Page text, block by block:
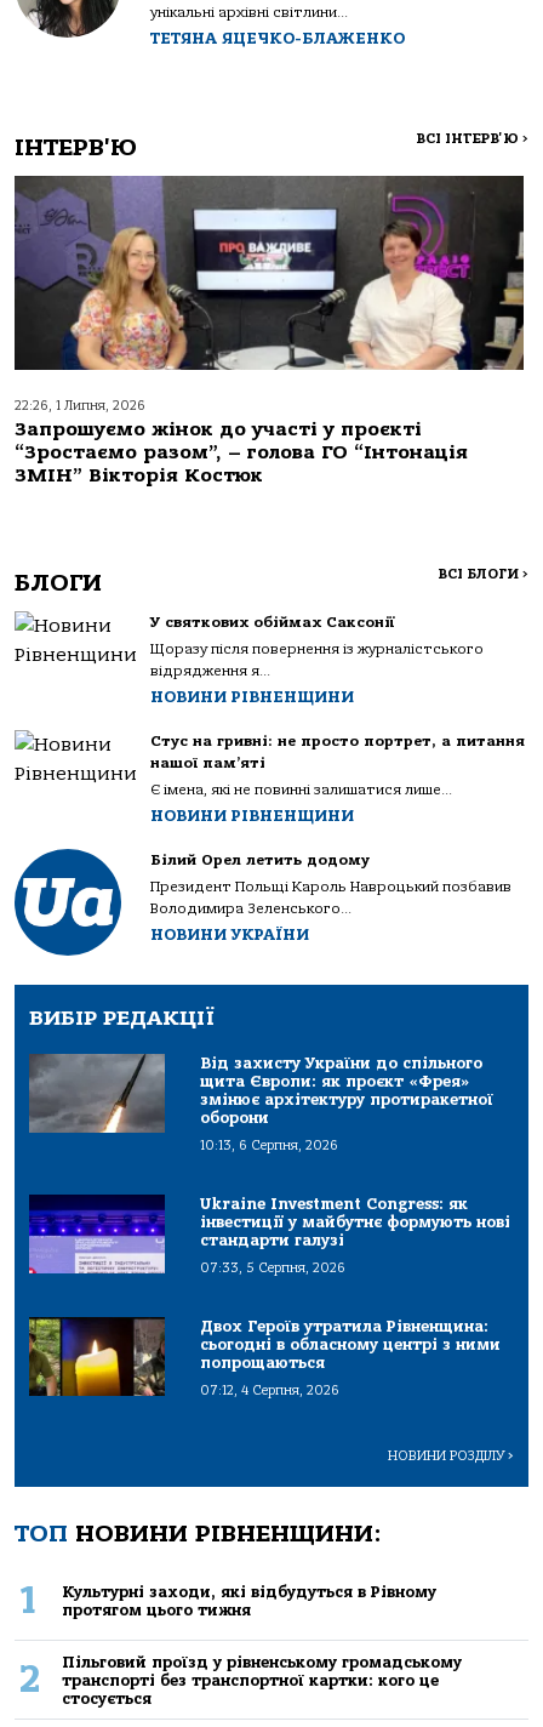
унікальні архівні світлини...
ТЕТЯНА ЯЦЕЧКО-БЛАЖЕНКО
ІНТЕРВ'Ю ВСІ ІНТЕРВ'Ю >
22:26, 1 Липня, 2026
Запрошуємо жінок до участі у проєкті
“Зростаємо разом”, – голова ГО “Інтонація
ЗМІН” Вікторія Костюк
БЛОГИ ВСІ БЛОГИ >
У святкових обіймах Саксонії
Щоразу після повернення із журналістського
відрядження я...
НОВИНИ РІВНЕНЩИНИ
Стус на гривні: не просто портрет, а питання
нашої пам’яті
Є імена, які не повинні залишатися лише...
НОВИНИ РІВНЕНЩИНИ
Білий Орел летить додому
Президент Польщі Кароль Навроцький позбавив
Володимира Зеленського...
НОВИНИ УКРАЇНИ
ВИБІР РЕДАКЦІЇ
Від захисту України до спільного
щита Європи: як проєкт «Фрея»
змінює архітектуру протиракетної
оборони
10:13, 6 Серпня, 2026
Ukraine Investment Congress: як
інвестиції у майбутнє формують нові
стандарти галузі
07:33, 5 Серпня, 2026
Двох Героїв утратила Рівненщина:
сьогодні в обласному центрі з ними
попрощаються
07:12, 4 Серпня, 2026
НОВИНИ РОЗДІЛУ>
ТОП НОВИНИ РІВНЕНЩИНИ:
1
Культурні заходи, які відбудуться в Рівному
протягом цього тижня
2
Пільговий проїзд у рівненському громадському
транспорті без транспортної картки: кого це
стосується